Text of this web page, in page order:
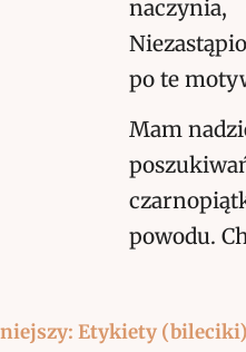
po te
Mam
powodu.
Etykiety